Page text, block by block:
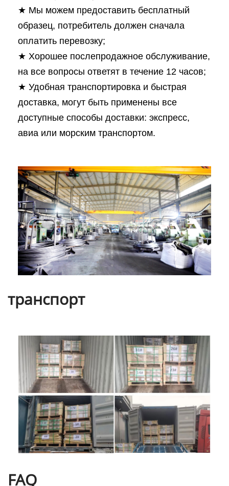
★ Мы можем предоставить бесплатный
образец, потребитель должен сначала
оплатить перевозку;
★ Хорошее послепродажное обслуживание,
на все вопросы ответят в течение 12 часов;
★ Удобная транспортировка и быстрая
доставка, могут быть применены все
доступные способы доставки: экспресс,
авиа или морским транспортом.
транспорт
FAQ